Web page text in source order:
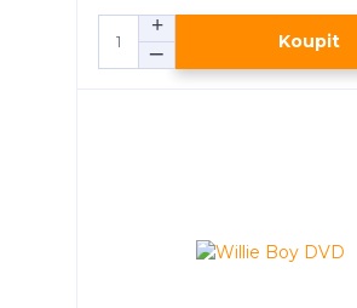
Koupit